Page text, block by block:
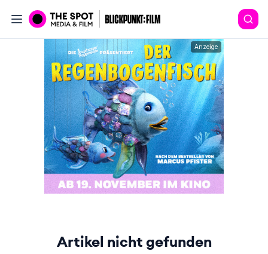
Anzeige
Artikel nicht gefunden